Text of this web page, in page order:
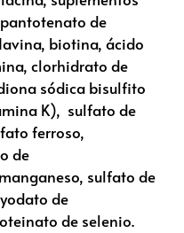
de
biotina, ácido
clorhidrato de
sódica bisulfito
K), sulfato de
ferroso,
de
sulfato de
de
de selenio.